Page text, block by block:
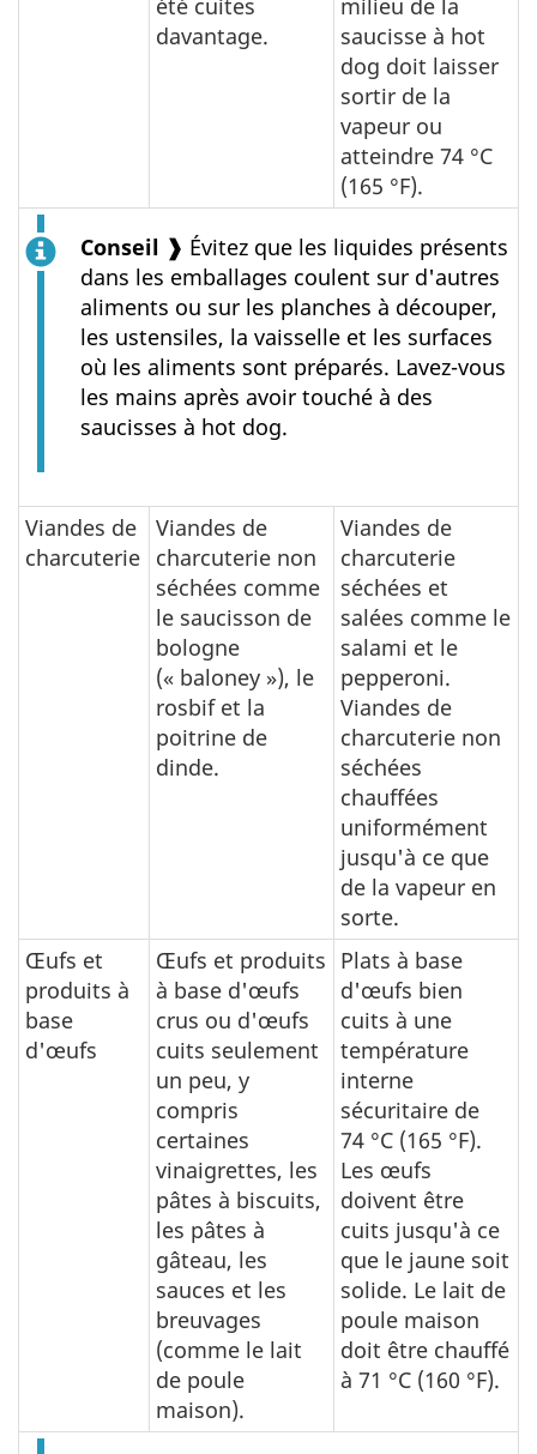
davantage.
saucisse à hot
dog doit laisser
sortir de la
vapeur ou
atteindre 74 °C
(165 °F).
Conseil ❱ Évitez que les liquides présents
dans les emballages coulent sur d'autres
aliments ou sur les planches à découper,
les ustensiles, la vaisselle et les surfaces
où les aliments sont préparés. Lavez-vous
les mains après avoir touché à des
saucisses à hot dog.
Viandes de
charcuterie
Viandes de
charcuterie non
séchées comme
le saucisson de
bologne
(« baloney »), le
rosbif et la
poitrine de
dinde.
Viandes de
charcuterie
séchées et
salées comme le
salami et le
pepperoni.
Viandes de
charcuterie non
séchées
chauffées
uniformément
jusqu'à ce que
de la vapeur en
sorte.
Œufs et
produits à
base
d'œufs
Œufs et produits
à base d'œufs
crus ou d'œufs
cuits seulement
un peu, y
compris
certaines
vinaigrettes, les
pâtes à biscuits,
les pâtes à
gâteau, les
sauces et les
breuvages
(comme le lait
de poule
maison).
Plats à base
d'œufs bien
cuits à une
température
interne
sécuritaire de
74 °C (165 °F).
Les œufs
doivent être
cuits jusqu'à ce
que le jaune soit
solide. Le lait de
poule maison
doit être chauffé
à 71 °C (160 °F).